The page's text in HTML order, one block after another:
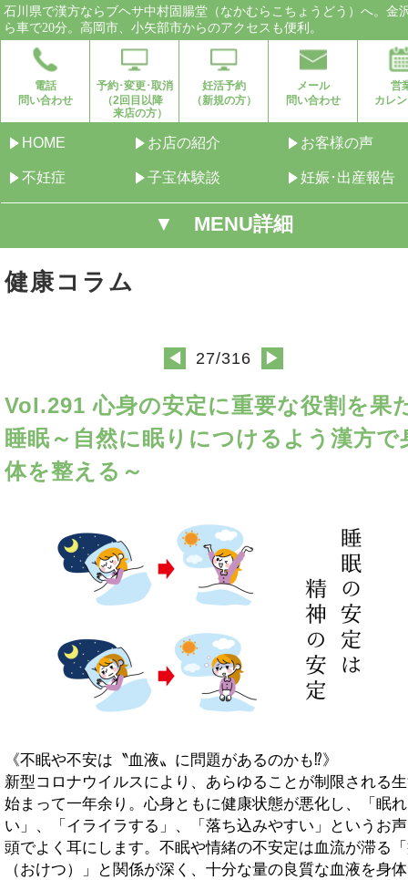
石川県で漢方ならブヘサ中村固腸堂（なかむらこちょうどう）へ。金
ら車で20分。高岡市、小矢部市からのアクセスも便利。
電話
問い合わせ
予約･変更･取消
（2回目以降
来店の方）
妊活予約
（新規の方）
メール
問い合わせ
営
カレ
HOME お店の紹介 お客様の声
不妊症 子宝体験談 妊娠･出産報告
▼ MENU詳細
健康コラム
◀ 27/316 ▶
Vol.291 心身の安定に重要な役割を果
睡眠～自然に眠りにつけるよう漢方で
体を整える～
《不眠や不安は〝血液〟に問題があるのかも⁉》
新型コロナウイルスにより、あらゆることが制限される
始まって一年余り。心身ともに健康状態が悪化し、「眠
い」、「イライラする」、「落ち込みやすい」というお
頭でよく耳にします。不眠や情緒の不安定は血流が滞る
（おけつ）」と関係が深く、十分な量の良質な血液を身